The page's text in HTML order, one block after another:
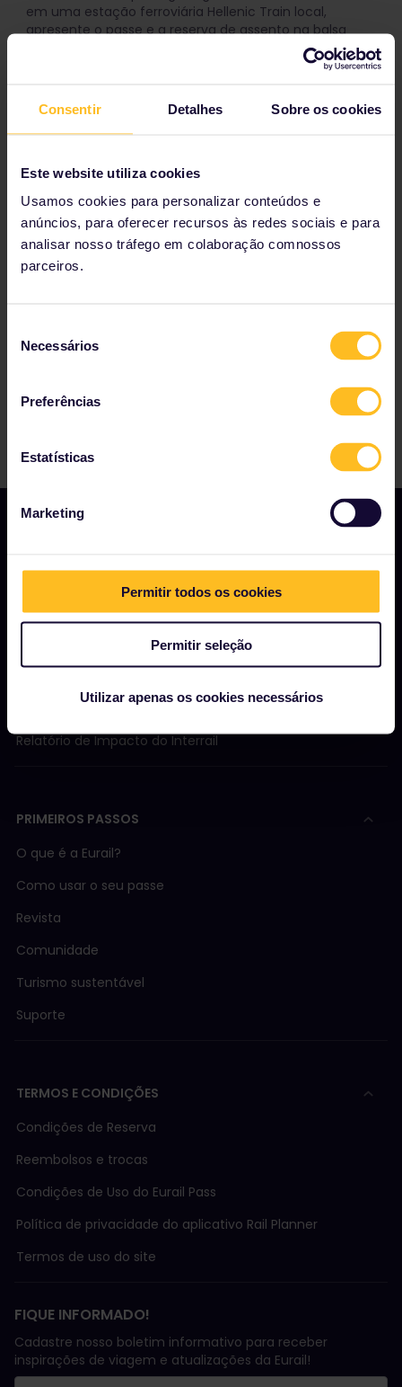
Consentir Detalhes Sobre os cookies
Este website utiliza cookies
Usamos cookies para personalizar conteúdos e
anúncios, para oferecer recursos às redes sociais e para
analisar nosso tráfego em colaboração comnossos
parceiros.
Necessários
Preferências
Estatísticas
Marketing
Permitir todos os cookies
Permitir seleção
Utilizar apenas os cookies necessários
em uma estação ferroviária Hellenic Train local,
apresente o passe e a reserva de assento na balsa
esse trecho da viagem é de ônibus. Você
Kiato-Piraeus:
continue a bordo de um trem da Athens
Suburban Railway para Piraeus.
Chegue aos terminais de balsa da estação ferroviária
Piraeus a pé, táxi ou ônibus.
CORPORATIVO
Sobre nós
Torne-se nosso parceiro
Relatório de Impacto do Interrail
PRIMEIROS PASSOS
O que é a Eurail?
Como usar o seu passe
Revista
Comunidade
Turismo sustentável
Suporte
TERMOS E CONDIÇÕES
Condições de Reserva
Reembolsos e trocas
Condições de Uso do Eurail Pass
Política de privacidade do aplicativo Rail Planner
Termos de uso do site
FIQUE INFORMADO!
Cadastre nosso boletim informativo para receber
inspirações de viagem e atualizações da Eurail!